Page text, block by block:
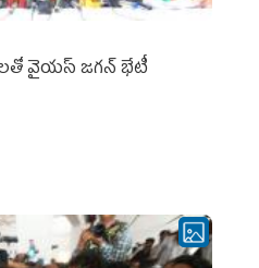
వైయస్ జగన్ భేటీ